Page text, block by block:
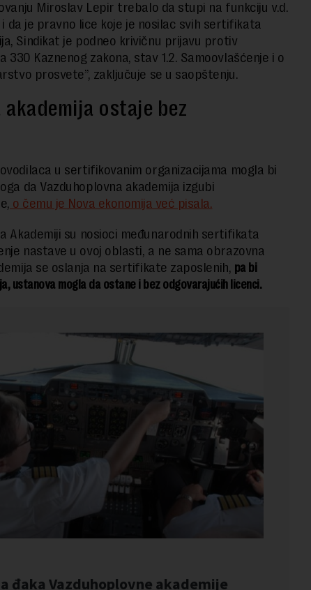
Miroslav Lepir trebalo da stupi na funkciju v.d.
da je pravno lice koje je nosilac svih sertifikata
Sindikat je podneo krivičnu prijavu protiv
330 Kaznenog zakona, stav 1.2. Samoovlašćenje i o
prosvete”, zaključuje se u saopštenju.
ostaje bez
u sertifikovanim organizacijama mogla bi
da Vazduhoplovna akademija izgubi
o čemu je Nova ekonomija već pisala.
Akademiji su nosioci međunarodnih sertifikata
nastave u ovoj oblasti, a ne sama obrazovna
se oslanja na sertifikate zaposlenih, pa bi
ustanova mogla da ostane i bez odgovarajućih licenci.